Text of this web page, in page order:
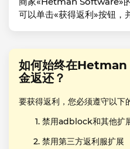
可以单击«获得返利»按钮，
如何始终在
金返还？
要获得返利，您必须遵守以下
禁用adblock和其他扩
禁用第三方返利服扩展